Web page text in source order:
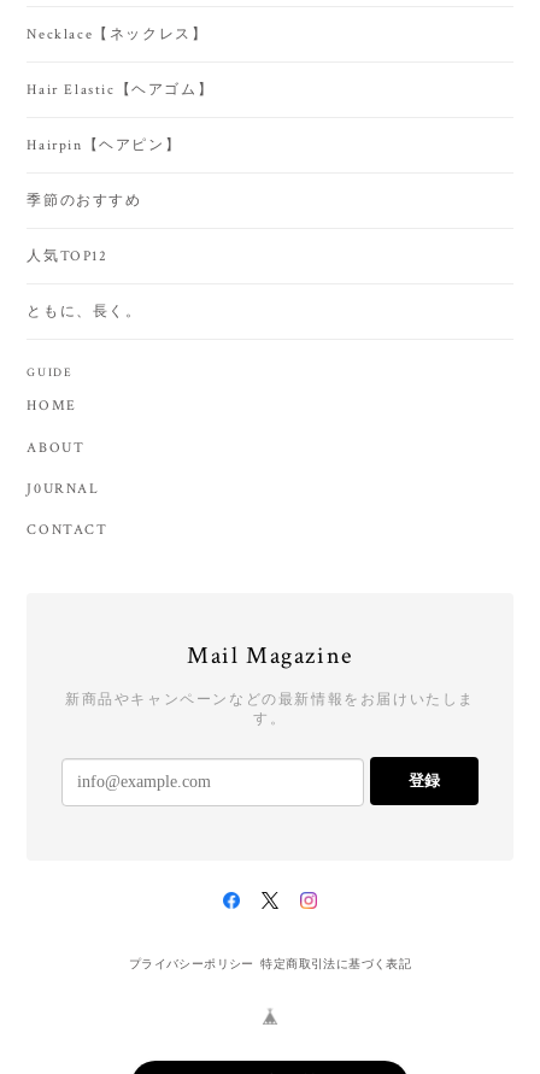
Necklace【ネックレス】
Hair Elastic【ヘアゴム】
Hairpin【ヘアピン】
季節のおすすめ
人気TOP12
ともに、長く。
GUIDE
HOME
ABOUT
J0URNAL
CONTACT
Mail Magazine
新商品やキャンペーンなどの最新情報をお届けいたしま
す。
登録
プライバシーポリシー 特定商取引法に基づく表記